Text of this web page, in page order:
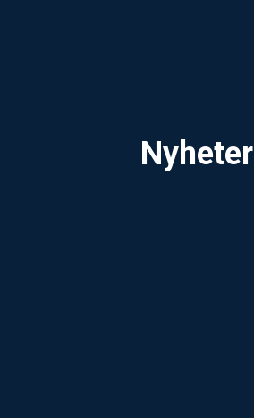
Nyheter